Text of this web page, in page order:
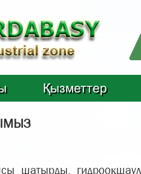
Қызметтер
шатырды,